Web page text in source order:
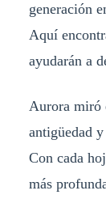
generación
Aquí
ayudarán a
Aurora miró
antigüedad
Con cada
más